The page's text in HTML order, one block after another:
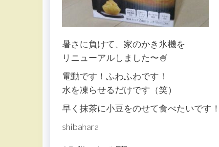
暑さに負けて、家のかき氷機を
リニューアルしました〜🍧
電動です！ふわふわです！
水を凍らせるだけです（笑）
早く抹茶に小豆をのせて食べたいです
shibahara